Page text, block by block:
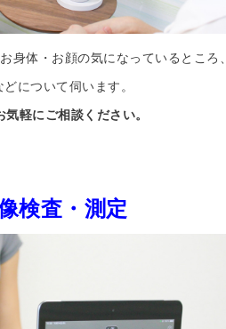
身体・お顔の気になっているところ、
どについて伺います。
気軽にご相談ください。
検査・測定